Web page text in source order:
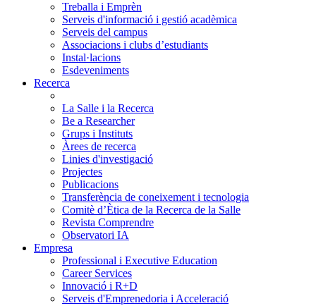
Treballa i Emprèn
Serveis d'informació i gestió acadèmica
Serveis del campus
Associacions i clubs d’estudiants
Instal·lacions
Esdeveniments
Recerca
La Salle i la Recerca
Be a Researcher
Grups i Instituts
Àrees de recerca
Linies d'investigació
Projectes
Publicacions
Transferència de coneixement i tecnologia
Comitè d’Ètica de la Recerca de la Salle
Revista Comprendre
Observatori IA
Empresa
Professional i Executive Education
Career Services
Innovació i R+D
Serveis d'Emprenedoria i Acceleració